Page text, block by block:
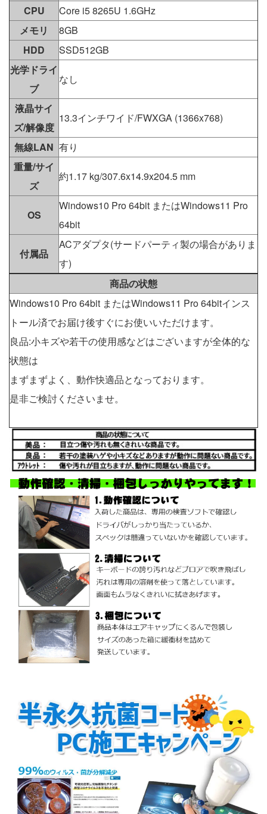
CPU
Core i5 8265U 1.6GHz
メモリ
8GB
HDD
SSD512GB
光学ドライ
ブ
なし
液晶サイ
ズ/解像度
13.3インチワイド/FWXGA (1366x768)
無線LAN 有り
重量/サイ
ズ
約1.17 kg/307.6x14.9x204.5 mm
OS
Windows10 Pro 64bit またはWindows11 Pro
64bit
付属品
ACアダプタ(サードパーティ製の場合がありま
す)
商品の状態
Windows10 Pro 64bit またはWindows11 Pro 64bitインス
トール済でお届け後すぐにお使いいただけます。
良品:小キズや若干の使用感などはございますが全体的な
状態は
まずまずよく、動作快適品となっております。
是非ご検討くださいませ。